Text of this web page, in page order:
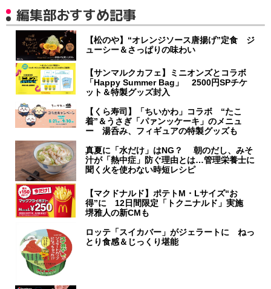
編集部おすすめ記事
【松のや】“オレンジソース唐揚げ”定食 ジ
ューシー＆さっぱりの味わい
【サンマルクカフェ】ミニオンズとコラボ
「Happy Summer Bag」 2500円SPチケ
ット＆特製グッズ封入
【くら寿司】「ちいかわ」コラボ “たこ
着”＆うさぎ「パァンッケーキ」のメニュ
ー 湯呑み、フィギュアの特製グッズも
真夏に「水だけ」はNG？ 朝のだし、みそ
汁が「熱中症」防ぐ理由とは…管理栄養士に
聞く火を使わない時短レシピ
【マクドナルド】ポテトM・Lサイズ“お
得”に 12日間限定「トクニナルド」実施
堺雅人の新CMも
ロッテ「スイカバー」がジェラートに ねっ
とり食感＆じっくり堪能